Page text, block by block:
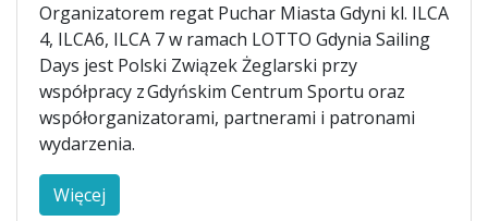
Organizatorem regat Puchar Miasta Gdyni kl. ILCA
4, ILCA6, ILCA 7 w ramach LOTTO Gdynia Sailing
Days jest Polski Związek Żeglarski przy
współpracy z Gdyńskim Centrum Sportu oraz
współorganizatorami, partnerami i patronami
wydarzenia.
Więcej